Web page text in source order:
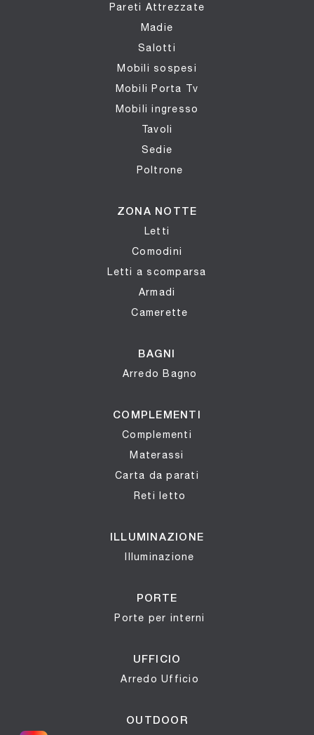
Pareti Attrezzate
Madie
Salotti
Mobili sospesi
Mobili Porta Tv
Mobili ingresso
Tavoli
Sedie
Poltrone
ZONA NOTTE
Letti
Comodini
Letti a scomparsa
Armadi
Camerette
BAGNI
Arredo Bagno
COMPLEMENTI
Complementi
Materassi
Carta da parati
Reti letto
ILLUMINAZIONE
Illuminazione
PORTE
Porte per interni
UFFICIO
Arredo Ufficio
OUTDOOR